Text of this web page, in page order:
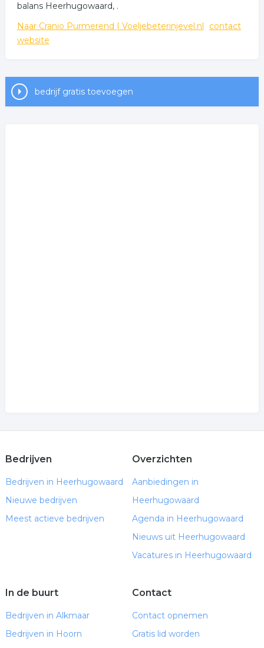
balans Heerhugowaard, .
Naar Cranio Purmerend | Voeljebeterinjevel.nl
contact
website
bedrijf gratis toevoegen
Bedrijven
Bedrijven in Heerhugowaard
Nieuwe bedrijven
Meest actieve bedrijven
Overzichten
Aanbiedingen in
Heerhugowaard
Agenda in Heerhugowaard
Nieuws uit Heerhugowaard
Vacatures in Heerhugowaard
In de buurt
Bedrijven in Alkmaar
Bedrijven in Hoorn
Contact
Contact opnemen
Gratis lid worden